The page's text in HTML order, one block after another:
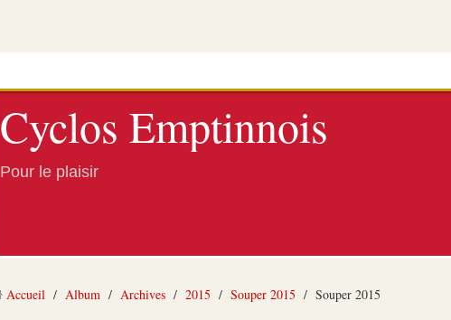
Cyclos Emptinnois
Pour le plaisir
Accueil / Album / Archives / 2015 / Souper 2015 / Souper 2015